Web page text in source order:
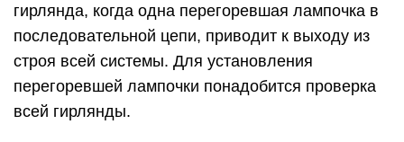
гирлянда, когда одна перегоревшая лампочка в
последовательной цепи, приводит к выходу из
строя всей системы. Для установления
перегоревшей лампочки понадобится проверка
всей гирлянды.